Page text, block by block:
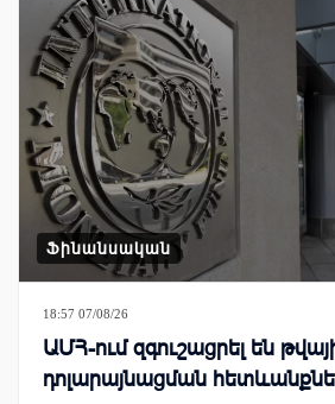
Ֆինանսական
18:57 07/08/26
ԱՄՀ-ում զգուշացրել են
դոլարայնացման